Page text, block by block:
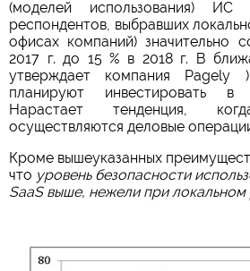
(моделей использования)
респондентов, выбравших
офисах компаний) значительно
2017 г. до 15 % в 2018 г. В
утверждает компания Pagely
планируют инвестировать в
Нарастает тенденция,
осуществляются деловые
Кроме вышеуказанных
что уровень безопасности
SaaS выше, нежели при